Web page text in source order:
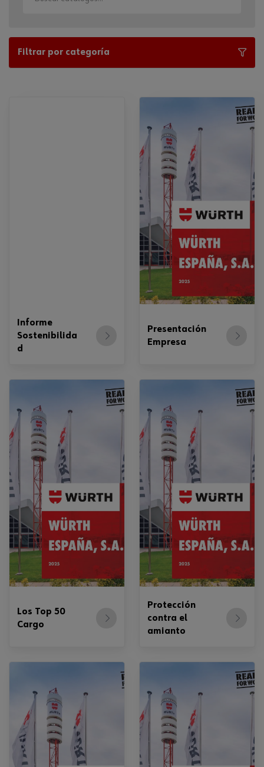
Filtrar por categoría
Informe
Sostenibilida
d
Presentación
Empresa
Los Top 50
Cargo
Protección
contra el
amianto